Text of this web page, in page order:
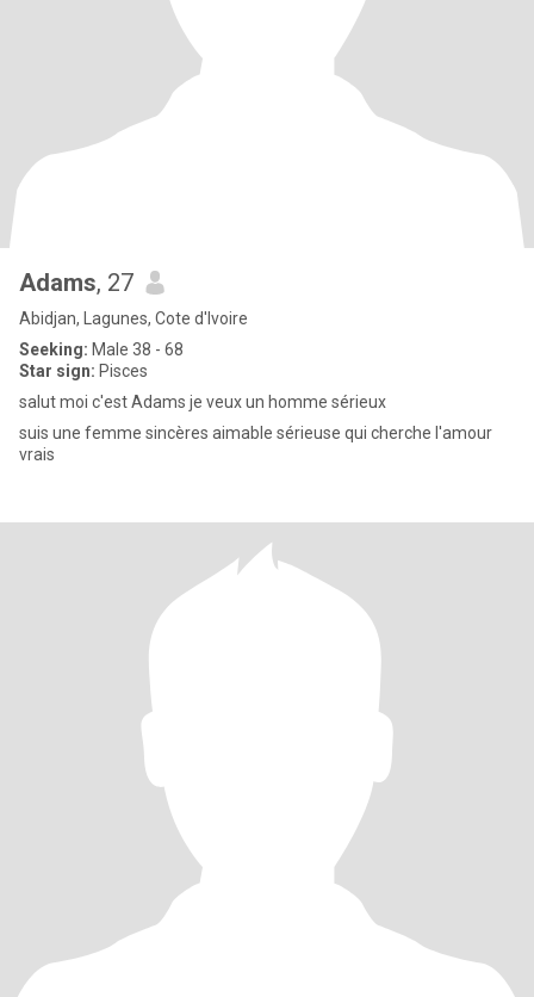
Adams, 27
Abidjan, Lagunes, Cote d'Ivoire
Seeking: Male 38 - 68
Star sign: Pisces
salut moi c'est Adams je veux un homme sérieux
suis une femme sincères aimable sérieuse qui cherche l'amour
vrais